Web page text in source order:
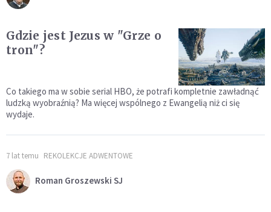
Gdzie jest Jezus w "Grze o
tron"?
Co takiego ma w sobie serial HBO, że potrafi kompletnie zawładnąć
ludzką wyobraźnią? Ma więcej wspólnego z Ewangelią niż ci się
wydaje.
7 lat temu REKOLEKCJE ADWENTOWE
Roman Groszewski SJ